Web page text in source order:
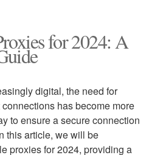
for 2024: A
digital, the need for
has become more
to ensure a secure connection
this article, we will be
proxies for 2024, providing a